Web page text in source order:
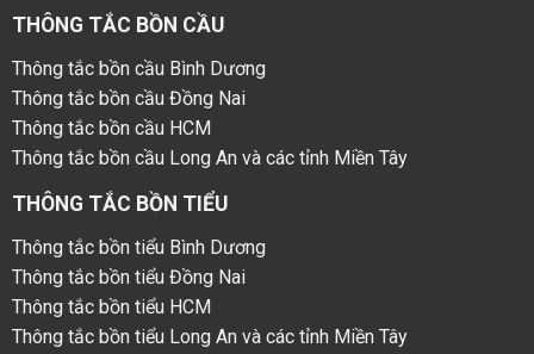
THÔNG TẮC BỒN CẦU
Thông tắc bồn cầu Bình Dương
Thông tắc bồn cầu Đồng Nai
Thông tắc bồn cầu HCM
Thông tắc bồn cầu Long An và các tỉnh Miền Tây
THÔNG TẮC BỒN TIỂU
Thông tắc bồn tiểu Bình Dương
Thông tắc bồn tiểu Đồng Nai
Thông tắc bồn tiểu HCM
Thông tắc bồn tiểu Long An và các tỉnh Miền Tây